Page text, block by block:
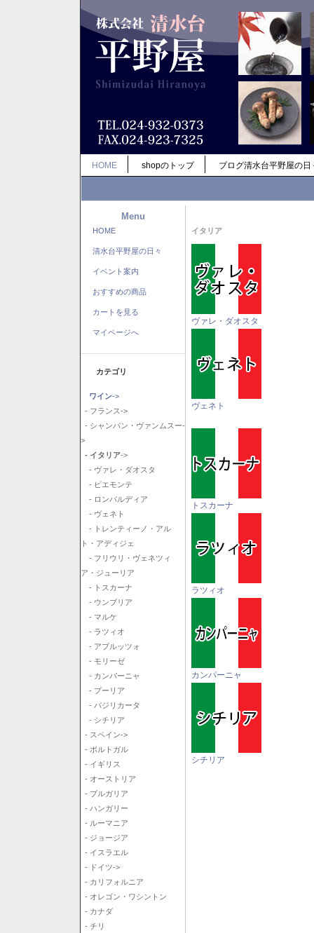
HOME shopのトップ ブログ清水台平野屋の日
Menu
HOME
清水台平野屋の日々
イベント案内
おすすめの商品
カートを見る
マイページへ
カテゴリ
ワイン->
- フランス->
- シャンパン・ヴァンムスー-
>
- イタリア->
- ヴァレ・ダオスタ
- ピエモンテ
- ロンバルディア
- ヴェネト
- トレンティーノ・アル
ト・アディジェ
- フリウリ・ヴェネツィ
ア・ジューリア
- トスカーナ
- ウンブリア
- マルケ
- ラツィオ
- アブルッツォ
- モリーゼ
- カンパーニャ
- プーリア
- バジリカータ
- シチリア
- スペイン->
- ポルトガル
- イギリス
- オーストリア
- ブルガリア
- ハンガリー
- ルーマニア
- ジョージア
- イスラエル
- ドイツ->
- カリフォルニア
- オレゴン・ワシントン
- カナダ
- チリ
イタリア
ヴァレ・ダオスタ
ヴェネト
トスカーナ
ラツィオ
カンパーニャ
シチリア